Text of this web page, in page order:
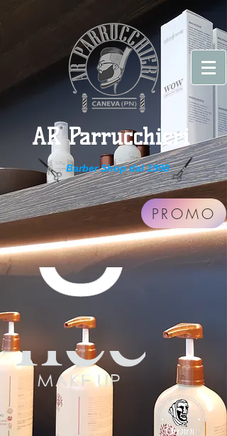
AR Parrucchieri
Barber Shop dal 1998
PROMO